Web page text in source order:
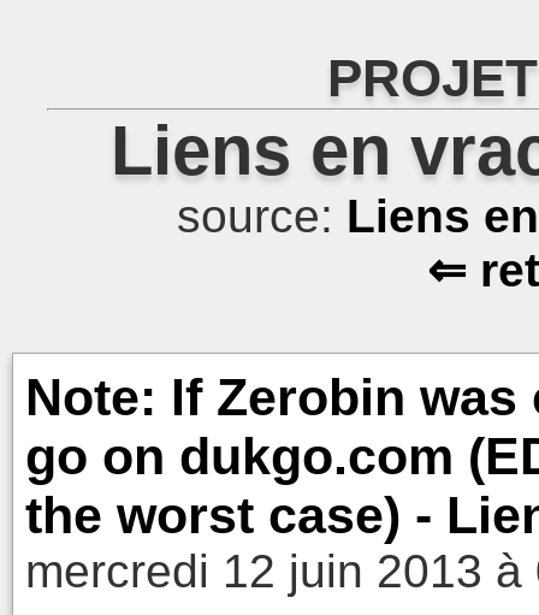
Liens en
source: Liens
⇐
Note: If Zerobin
go on dukgo.com
the worst case) -
mercredi 12 juin 2013 à